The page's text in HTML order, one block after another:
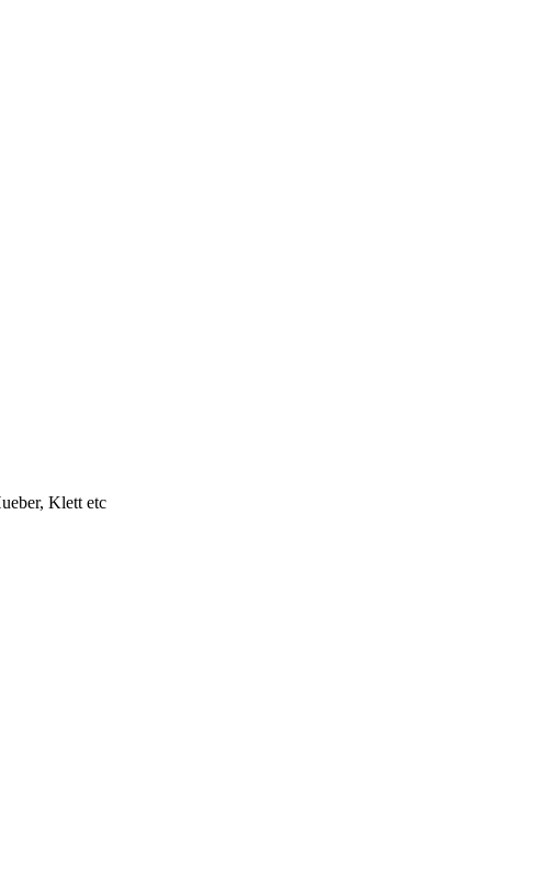
Klett etc